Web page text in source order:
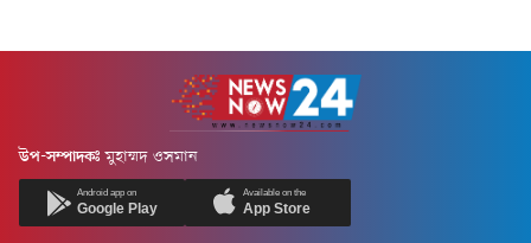
উপ-সম্পাদকঃ মুহাম্মদ ওসমান
Android app on
Google Play
Available on the
App Store